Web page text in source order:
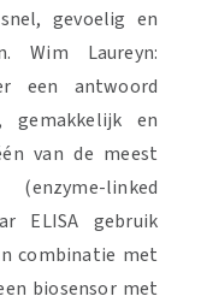
gevoelig en
Wim Laureyn:
een antwoord
gemakkelijk en
van de meest
linked
ELISA gebruik
combinatie met
biosensor met